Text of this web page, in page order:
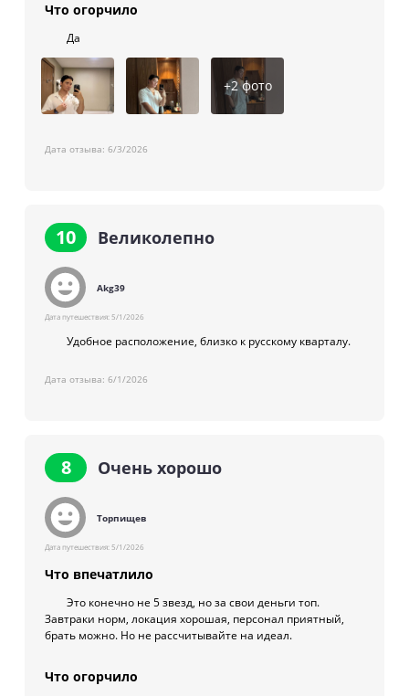
Что огорчило
Да
+2фото
Дата отзыва: 6/3/2026
10 Великолепно
Akg39
Дата путешествия:5/1/2026
Удобное расположение, близко к русскому кварталу.
Дата отзыва: 6/1/2026
8 Очень хорошо
Торпищев
Дата путешествия:5/1/2026
Что впечатлило
Это конечно не 5 звезд, но за свои деньги топ.
Завтраки норм, локация хорошая, персонал приятный,
брать можно. Но не рассчитывайте на идеал.
Что огорчило